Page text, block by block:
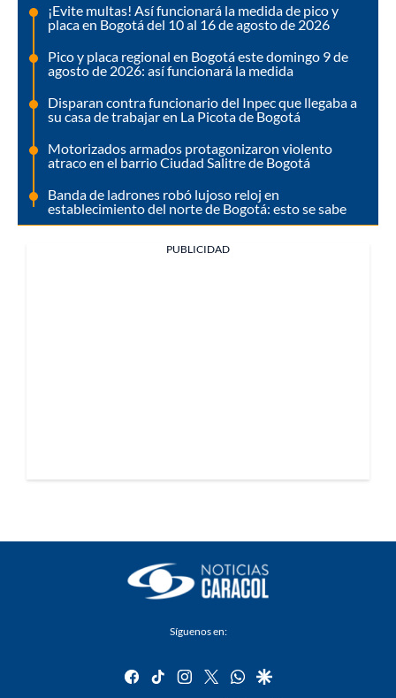
¡Evite multas! Así funcionará la medida de pico y
placa en Bogotá del 10 al 16 de agosto de 2026
Pico y placa regional en Bogotá este domingo 9 de
agosto de 2026: así funcionará la medida
Disparan contra funcionario del Inpec que llegaba a
su casa de trabajar en La Picota de Bogotá
Motorizados armados protagonizaron violento
atraco en el barrio Ciudad Salitre de Bogotá
Banda de ladrones robó lujoso reloj en
establecimiento del norte de Bogotá: esto se sabe
PUBLICIDAD
Síguenos en:
facebook
tiktok instagram
twitterwhatsapp
google